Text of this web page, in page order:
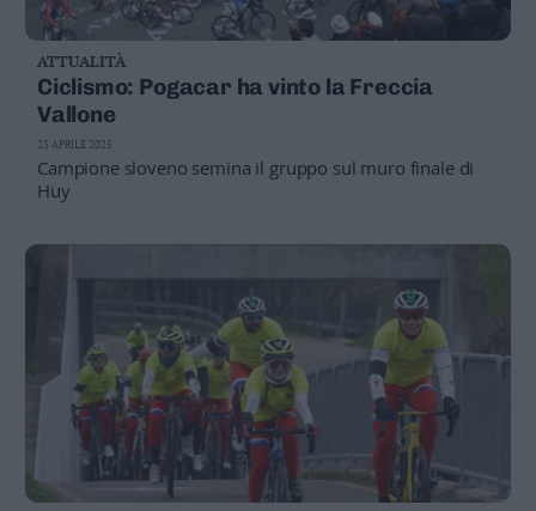
ATTUALITÀ
Ciclismo: Pogacar ha vinto la Freccia
Vallone
Campione sloveno semina il gruppo sul muro finale di
Huy
23 APRILE 2025